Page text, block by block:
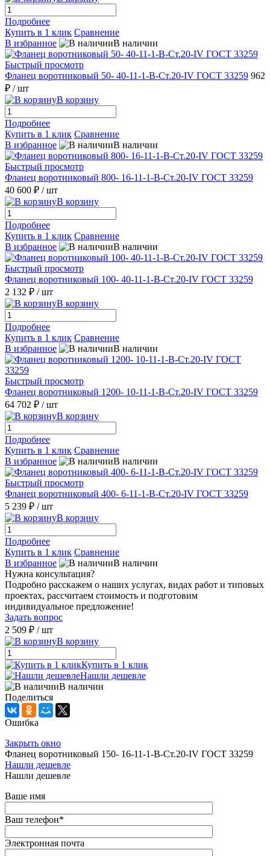
Подробнее
Купить в 1 клик Сравнение
В избранное
В наличии
Быстрый просмотр
Фланец воротниковый 50- 40-11-1-B-Ст.20-IV ГОСТ 33259 962
₽ / шт
В корзину
Подробнее
Купить в 1 клик Сравнение
В избранное
В наличии
Быстрый просмотр
Фланец воротниковый 800- 16-11-1-B-Ст.20-IV ГОСТ 33259
40 600 ₽ / шт
В корзину
Подробнее
Купить в 1 клик Сравнение
В избранное
В наличии
Быстрый просмотр
Фланец воротниковый 100- 40-11-1-B-Ст.20-IV ГОСТ 33259
2 132 ₽ / шт
В корзину
Подробнее
Купить в 1 клик Сравнение
В избранное
В наличии
Быстрый просмотр
Фланец воротниковый 1200- 10-11-1-B-Ст.20-IV ГОСТ 33259
64 702 ₽ / шт
В корзину
Подробнее
Купить в 1 клик Сравнение
В избранное
В наличии
Быстрый просмотр
Фланец воротниковый 400- 6-11-1-B-Ст.20-IV ГОСТ 33259
5 239 ₽ / шт
В корзину
Подробнее
Купить в 1 клик Сравнение
В избранное
В наличии
Нужна консультация?
Подробно расскажем о наших услугах, видах работ и типовых
проектах, рассчитаем стоимость и подготовим
индивидуальное предложение!
Задать вопрос
2 509 ₽ / шт
В корзину
Купить в 1 клик
Нашли дешевле
В наличии
Поделиться
Ошибка
Закрыть окно
Фланец воротниковый 150- 16-11-1-В-Ст.20-IV ГОСТ 33259
Нашли дешевле
Нашли дешевле
Ваше имя
Ваш телефон*
Электронная почта